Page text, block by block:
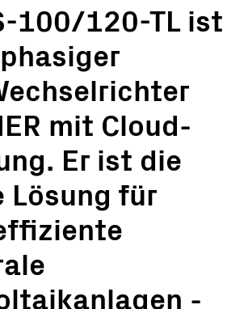
100/120-TL ist
mit Cloud-
Er ist die
für
-